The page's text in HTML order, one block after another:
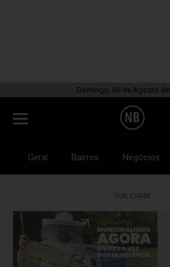
Domingo, 09 de Agosto
Geral Bairros Negócios
PUBLICIDADE